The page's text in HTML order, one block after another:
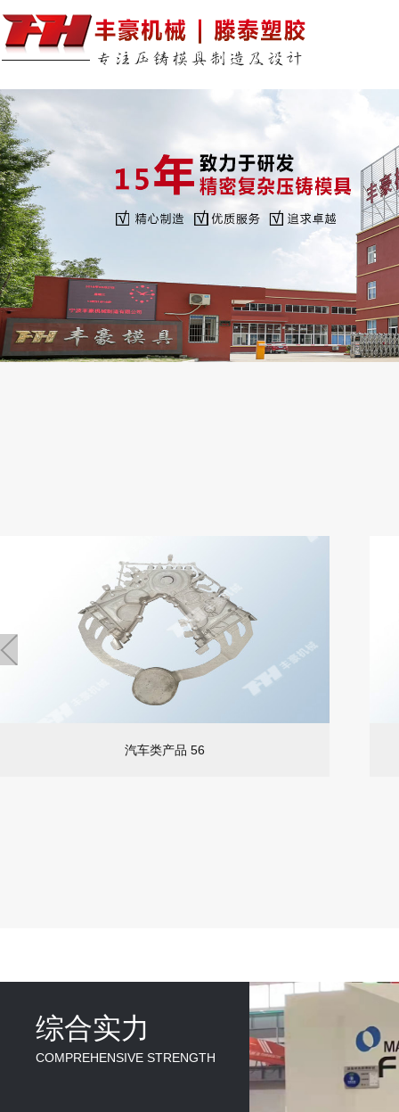
汽车类产品 56
综合实力
COMPREHENSIVE STRENGTH